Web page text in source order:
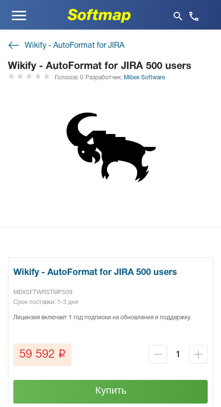
Меню
Wikify - AutoFormat for JIRA
Wikify - AutoFormat for JIRA 500 users
Голосов: 0 Разработчик: Mibex Software
Wikify - AutoFormat for JIRA 500 users
MBXSFTWRSTMP509
Срок поставки: 1-3 дня
Лицензия включает 1 год подписки на обновления и поддержку.
59 592 q
Купить